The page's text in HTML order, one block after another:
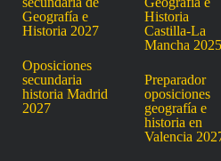
Geografía e
Historia 2027
Oposiciones
secundaria
historia Madrid
2027
Historia
Castilla-La
Mancha 2025
Preparador
oposiciones
geografía e
historia en
Valencia